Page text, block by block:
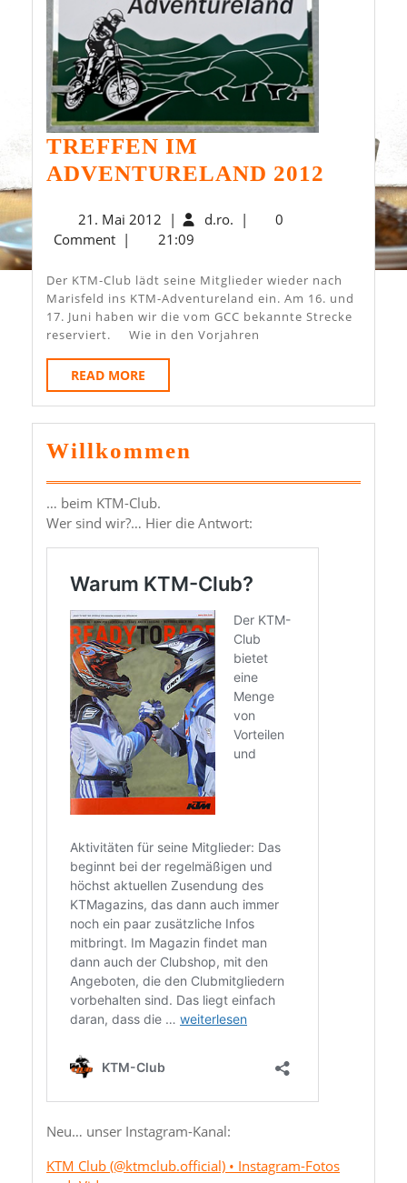
TREFFEN IM
ADVENTURELAND 2012
21. Mai 201221.
Mai
| d.ro. d.ro.
|
0
Comment | 21:09
Der KTM-Club lädt seine Mitglieder wieder nach
Marisfeld ins KTM-Adventureland ein. Am 16. und
17. Juni haben wir die vom GCC bekannte Strecke
reserviert. Wie in den Vorjahren
READ MORE
MORE
Willkommen
… beim KTM-Club.
Wer sind wir?… Hier die Antwort:
Neu… unser Instagram-Kanal:
KTM Club (@ktmclub.official) • Instagram-Fotos